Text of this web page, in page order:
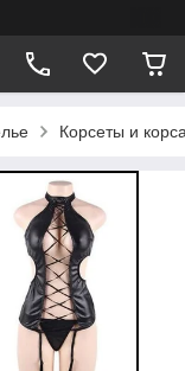
Корсеты и